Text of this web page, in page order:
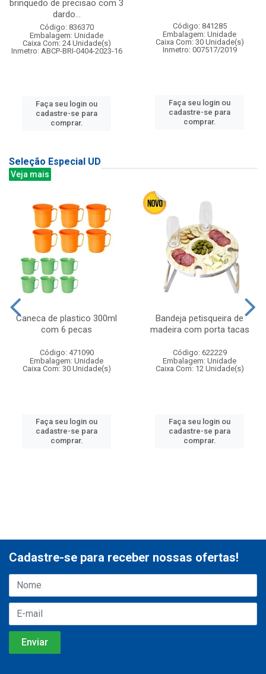
brinquedo de precisao com 3
dardo...
Código: 836370
Embalagem: Unidade
Caixa Com: 24 Unidade(s)
Inmetro: ABCP-BRI-0404-2023-16
Faça seu login ou
cadastre-se para
comprar.
Código: 841285
Embalagem: Unidade
Caixa Com: 30 Unidade(s)
Inmetro: 007517/2019
Faça seu login ou
cadastre-se para
comprar.
Seleção Especial UD
Veja mais
Caneca de plastico 300ml
com 6 pecas
Código: 471090
Embalagem: Unidade
Caixa Com: 30 Unidade(s)
Faça seu login ou
cadastre-se para
comprar.
Bandeja petisqueira de
madeira com porta tacas
Código: 622229
Embalagem: Unidade
Caixa Com: 12 Unidade(s)
Faça seu login ou
cadastre-se para
comprar.
Cadastre-se para receber nossas ofertas!